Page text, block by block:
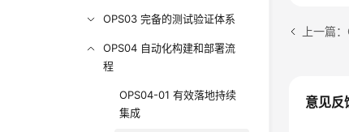
OPS03 完备的测试验证体系
OPS04 自动化构建和部署流
程
OPS04-01 有效落地持续
集成
上一篇
意见反